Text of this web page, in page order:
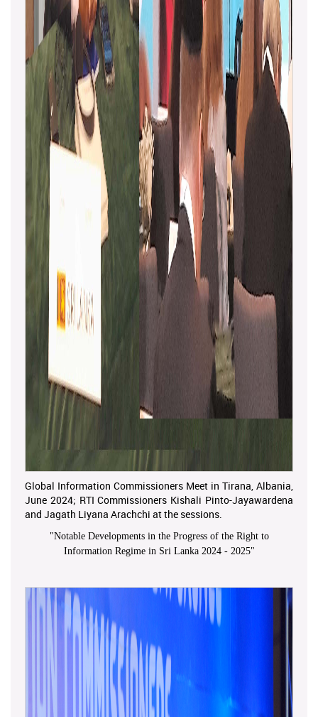
Global Information Commissioners Meet in Tirana, Albania,
June 2024; RTI Commissioners Kishali Pinto-Jayawardena
and Jagath Liyana Arachchi at the sessions.
"Notable Developments in the Progress of the Right to
Information Regime in Sri Lanka 2024 - 2025"